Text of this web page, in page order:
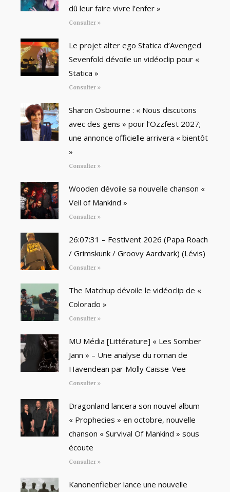
dû leur faire vivre l’enfer »
Consulter »
Le projet alter ego Statica d’Avenged
Sevenfold dévoile un vidéoclip pour «
Statica »
Consulter »
Sharon Osbourne : « Nous discutons
avec des gens » pour l’Ozzfest 2027;
une annonce officielle arrivera « bientôt
»
Consulter »
Wooden dévoile sa nouvelle chanson «
Veil of Mankind »
Consulter »
26:07:31 – Festivent 2026 (Papa Roach
/ Grimskunk / Groovy Aardvark) (Lévis)
Consulter »
The Matchup dévoile le vidéoclip de «
Colorado »
Consulter »
MU Média [Littérature] « Les Somber
Jann » – Une analyse du roman de
Havendean par Molly Caisse-Vee
Consulter »
Dragonland lancera son nouvel album
« Prophecies » en octobre, nouvelle
chanson « Survival Of Mankind » sous
écoute
Consulter »
Kanonenfieber lance une nouvelle